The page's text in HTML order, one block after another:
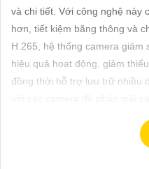
ĐẶT
PHỤ
KIỆN
và chi tiết. Với công nghệ này
hơn, tiết kiệm băng thông và
H.265, hệ thống camera giám
hiệu quả hoạt động, giảm
đồng thời hỗ trợ lưu trữ nhiều